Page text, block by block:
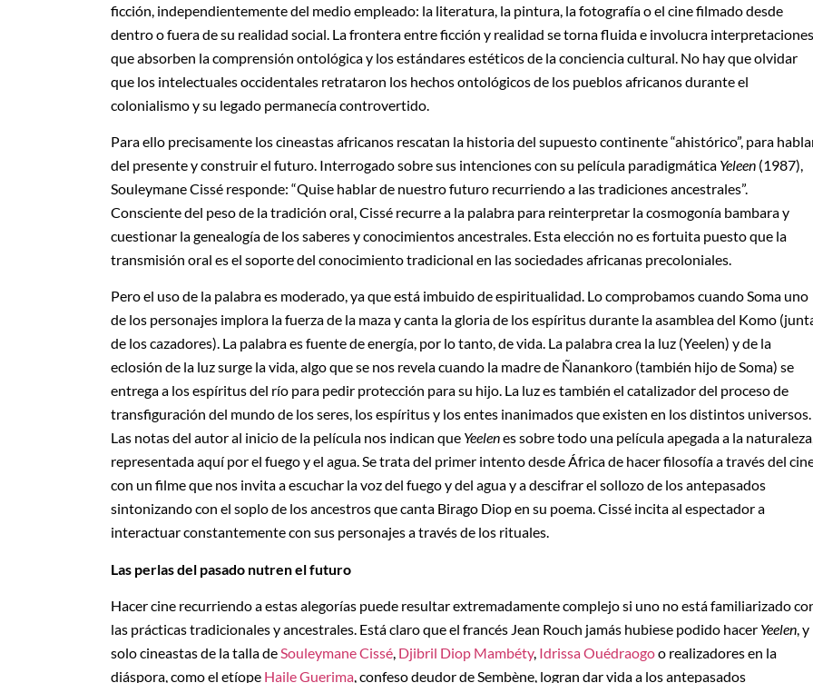
ficción, independientemente del medio empleado: la literatura, la pintura, la fotografía o el cine filmado desde
dentro o fuera de su realidad social. La frontera entre ficción y realidad se torna fluida e involucra interpretaciones
que absorben la comprensión ontológica y los estándares estéticos de la conciencia cultural. No hay que olvidar
que los intelectuales occidentales retrataron los hechos ontológicos de los pueblos africanos durante el
colonialismo y su legado permanecía controvertido.
Para ello precisamente los cineastas africanos rescatan la historia del supuesto continente “ahistórico”, para
del presente y construir el futuro. Interrogado sobre sus intenciones con su película paradigmática Yeleen (1987),
Souleymane Cissé responde: “Quise hablar de nuestro futuro recurriendo a las tradiciones ancestrales”.
Consciente del peso de la tradición oral, Cissé recurre a la palabra para reinterpretar la cosmogonía bambara y
cuestionar la genealogía de los saberes y conocimientos ancestrales. Esta elección no es fortuita puesto que la
transmisión oral es el soporte del conocimiento tradicional en las sociedades africanas precoloniales.
Pero el uso de la palabra es moderado, ya que está imbuido de espiritualidad. Lo comprobamos cuando Soma uno
de los personajes implora la fuerza de la maza y canta la gloria de los espíritus durante la asamblea del Komo
de los cazadores). La palabra es fuente de energía, por lo tanto, de vida. La palabra crea la luz (Yeelen) y de la
eclosión de la luz surge la vida, algo que se nos revela cuando la madre de Ñanankoro (también hijo de Soma) se
entrega a los espíritus del río para pedir protección para su hijo. La luz es también el catalizador del proceso de
transfiguración del mundo de los seres, los espíritus y los entes inanimados que existen en los distintos universos.
Las notas del autor al inicio de la película nos indican que Yeelenes sobre todo una película apegada a la
representada aquí por el fuego y el agua. Se trata del primer intento desde África de hacer filosofía a través del
con un filme que nos invita a escuchar la voz del fuego y del agua y a descifrar el sollozo de los antepasados
sintonizando con el soplo de los ancestros que canta Birago Diop en su poema. Cissé incita al espectador a
interactuar constantemente con sus personajes a través de los rituales.
Las perlas del pasado nutren el futuro
Hacer cine recurriendo a estas alegorías puede resultar extremadamente complejo si uno no está familiarizado
las prácticas tradicionales y ancestrales. Está claro que el francés Jean Rouch jamás hubiese podido hacer Yeelen, y
solo cineastas de la talla deSouleymane Cissé, Djibril Diop Mambéty, Idrissa Ouédraogoo realizadores en la
diáspora, como el etíope Haile Guerima, confeso deudor de Sembène, logran dar vida a los antepasados